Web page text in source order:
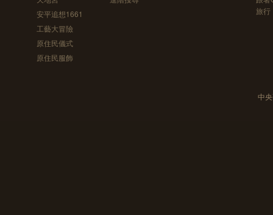
安平追想1661
工藝大冒險
原住民儀式
原住民服飾
旅行
中